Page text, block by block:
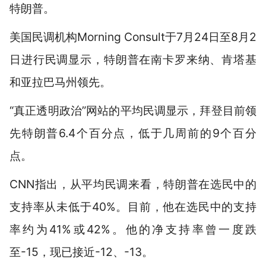
特朗普。
美国民调机构Morning Consult于7月24日至8月2
日进行民调显示，特朗普在南卡罗来纳、肯塔基
和亚拉巴马州领先。
“真正透明政治”网站的平均民调显示，拜登目前领
先特朗普6.4个百分点，低于几周前的9个百分
点。
CNN指出，从平均民调来看，特朗普在选民中的
支持率从未低于40%。目前，他在选民中的支持
率约为41%或42%。他的净支持率曾一度跌
至-15，现已接近-12、-13。